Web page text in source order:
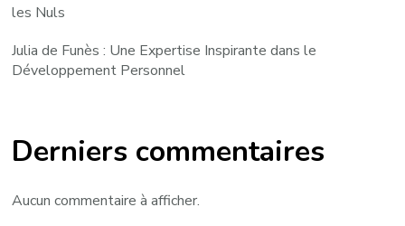
les Nuls
Julia de Funès : Une Expertise Inspirante dans le
Développement Personnel
Derniers commentaires
Aucun commentaire à afficher.